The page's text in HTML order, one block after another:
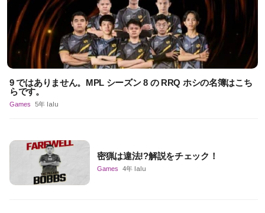
9 ではありません。MPL シーズン 8 の RRQ ホシの名簿はこち
らです。
Games 5年 lalu
密猟は違法!?解説をチェック！
Games 4年 lalu